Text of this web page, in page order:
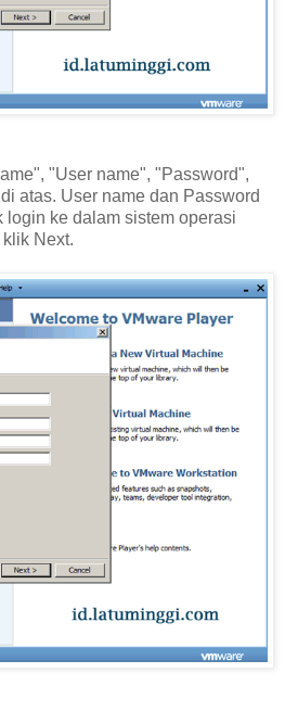
"User name", "Password",
atas. User name dan Password
ke dalam sistem operasi
Next.